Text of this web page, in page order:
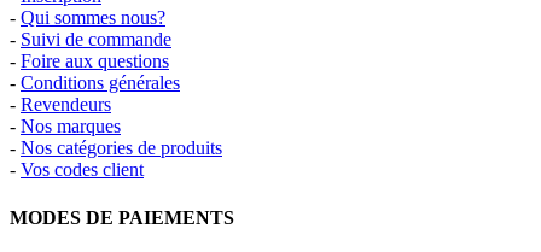
- Qui sommes nous?
- Suivi de commande
- Foire aux questions
- Conditions générales
- Revendeurs
- Nos marques
- Nos catégories de produits
- Vos codes client
MODES DE PAIEMENTS